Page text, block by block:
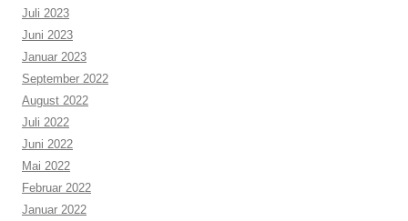
Juli 2023
Juni 2023
Januar 2023
September 2022
August 2022
Juli 2022
Juni 2022
Mai 2022
Februar 2022
Januar 2022